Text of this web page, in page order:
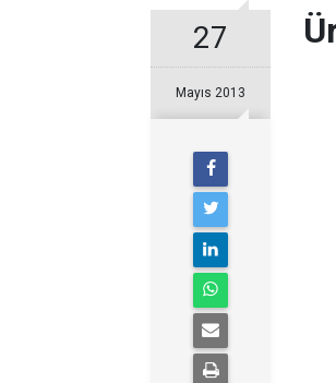
27
Mayıs 2013